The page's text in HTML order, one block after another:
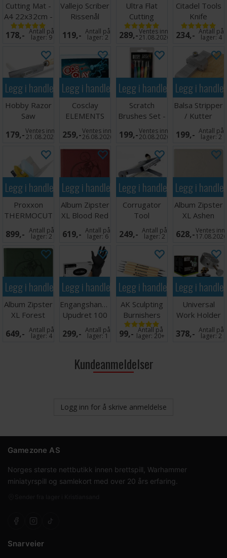
Cutting Mat -
A4 22x32cm -
Grønn
178,- Antall på
lager:9
Vallejo Scriber
Rissenål
119,- Antall på
lager:2
Ultra Flat
Cutting
Nippers
289,-Ventes inn
21.08.2026
Citadel Tools
Knife
234,- Antall på
lager:4
Legg i handlekurven
Hobby Razor
Saw
179,-Ventes inn
21.08.2026
Legg i handlekurven
Cosclay
ELEMENTS
Glow BLUE
259,-Ventes inn
26.08.2026
Legg i handlekurven
Scratch
Brushes Set -
5 stk
199,-Ventes inn
20.08.2026
Legg i
Balsa Stripper
/ Kutter
199,- Antall på
lager:2
Legg i handlekurven
Proxxon
THERMOCUT
fence TA 300
899,- Antall på
lager:2
Legg i handlekurven
Album Zipster
XL Blood Red
24-pocket
619,- Antall på
lager:6
Legg i handlekurven
Corrugator
Tool
249,- Antall på
lager:2
Legg i
Album Zipster
XL Ashen
White 24-
pocket
628,-Ventes inn
17.08.2026
Legg i handlekurven
Album Zipster
XL Forest
Green 24-
pocket
649,- Antall på
lager:4
Legg i handlekurven
Engangshansker
Upudret 100
stk - Medium
299,- Antall på
lager:1
Legg i handlekurven
AK Sculpting
Burnishers
Set
99,- Antall på
lager:20+
Legg i
Universal
Work Holder
on Stand
378,- Antall på
lager:2
Kundeanmeldelser
Logg inn for å skrive anmeldelse
Gamezone AS
Norges største nettbutikk innen brettspill, Warhammer
miniatyrspill og samlekort med over 20 års erfaring.
Snarveier